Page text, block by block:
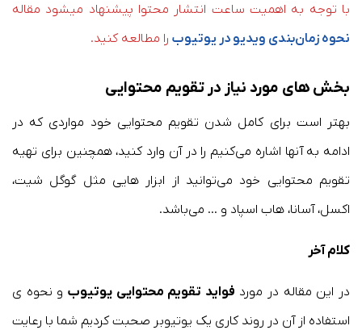
با توجه به اهمیت ساعت انتشار محتوا پیشنهاد میشود مقاله
نحوه زمان‌بندی ویدیو در یوتیوب را مطالعه کنید.
بخش های مورد نیاز در تقویم محتوایی
بهتر است برای کامل شدن تقویم محتوایی خود مواردی که در
ادامه به آنها اشاره می‌کنیم را در آن وارد کنید، همچنین برای تهیه
تقویم محتوایی خود می‌توانید از ابزار هایی مثل گوگل شیت،
اکسل، آسانا، هاب اسپاد و … می‌باشد.
کلام آخر
در این مقاله در مورد فواید تقویم محتوایی یوتیوب و نحوه ی
استفاده از آن در روند کاری یک یوتیوبر صحبت کردیم شما با رعایت